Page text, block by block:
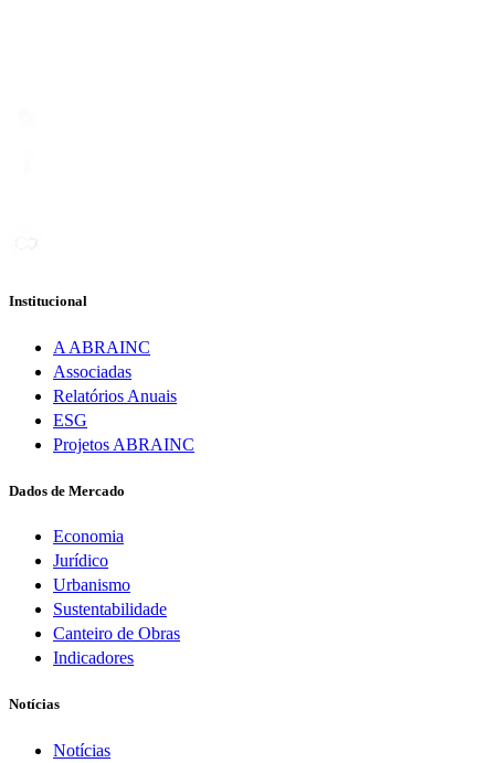
Institucional
A ABRAINC
Associadas
Relatórios Anuais
ESG
Projetos ABRAINC
Dados de Mercado
Economia
Jurídico
Urbanismo
Sustentabilidade
Canteiro de Obras
Indicadores
Notícias
Notícias